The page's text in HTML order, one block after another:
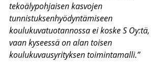
tekoälypohjaisen kasvojen
tunnistuksenhyödyntämiseen
koulukuvatuotannossa ei koske S Oy:tä,
vaan kyseessä on alan toisen
koulukuvausyrityksen toimintamalli.”